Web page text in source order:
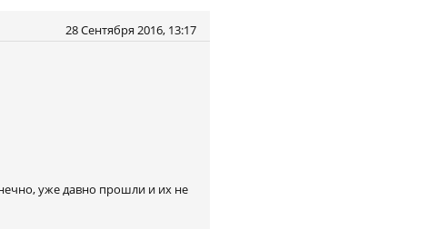
28 Сентября 2016, 13:17
уже давно прошли и их не